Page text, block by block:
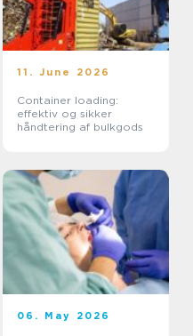
11. June 2026
Container loading:
effektiv og sikker
håndtering af bulkgods
06. May 2026